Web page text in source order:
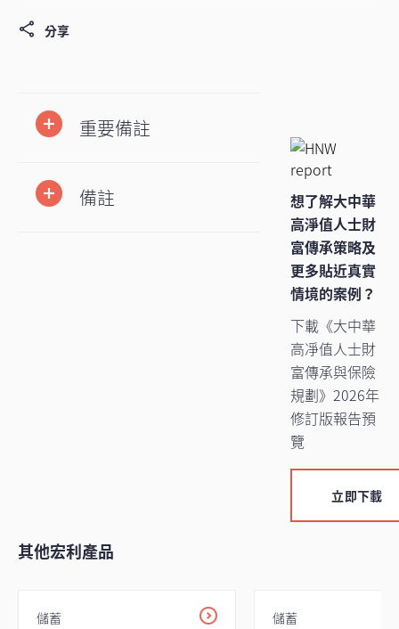
分享
重要備註
備註
想了解大中華
高淨值人士財
富傳承策略及
更多貼近真實
情境的案例？
下載《大中華
高凈值人士財
富傳承與保險
規劃》2026年
修訂版報告預
覽
立即下載
其他宏利產品
儲蓄 儲蓄